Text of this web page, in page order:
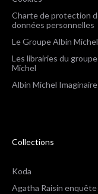
Charte de protection
données personnelles
Le Groupe Albin Michel
Les librairies du
Michel
Albin Michel Imaginaire
Collections
Koda
Agatha Raisin enquête